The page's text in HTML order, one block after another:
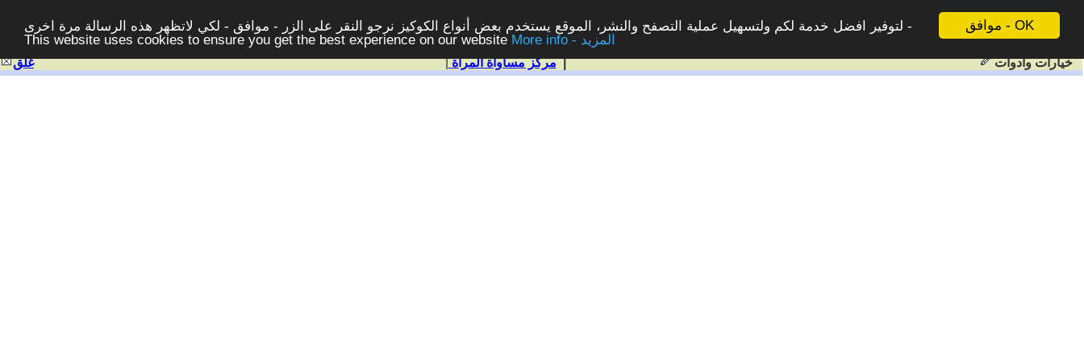
موافق - OK
لتوفير افضل خدمة لكم ولتسهيل عملية التصفح والنشر، الموقع يستخدم بعض أنواع الكوكيز نرجو النقر على الزر - موافق - لكي لاتظهر هذه الرسالة مرة اخرى -
This website uses cookies to ensure you get the best experience on our website
More info - المزيد
غلق | مركز مساواة المرأة| خيارات وادوات